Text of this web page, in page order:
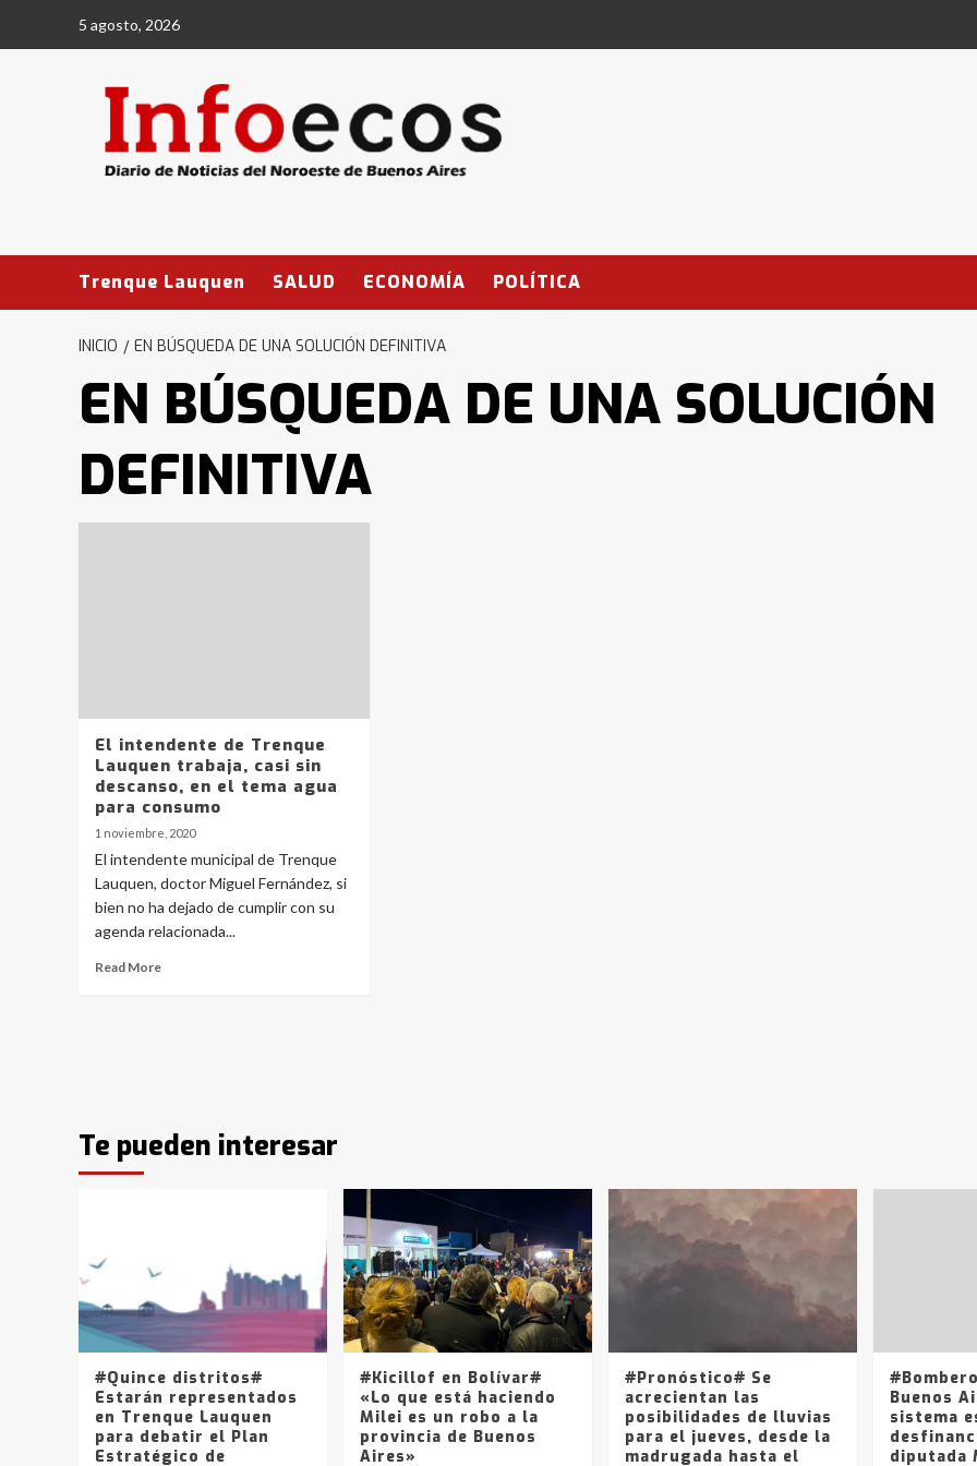
5 agosto, 2026
Trenque Lauquen SALUD ECONOMÍA POLÍTICA
INICIO EN BÚSQUEDA DE UNA SOLUCIÓN DEFINITIVA
EN BÚSQUEDA DE UNA SOLUCIÓN
DEFINITIVA
El intendente de Trenque
Lauquen trabaja, casi sin
descanso, en el tema agua
para consumo
1 noviembre, 2020
El intendente municipal de Trenque
Lauquen, doctor Miguel Fernández, si
bien no ha dejado de cumplir con su
agenda relacionada...
Read More
Te pueden interesar
#Quince distritos#
Estarán representados
en Trenque Lauquen
para debatir el Plan
Estratégico de
#Kicillof en Bolívar#
«Lo que está haciendo
Milei es un robo a la
provincia de Buenos
Aires»
#Pronóstico# Se
acrecientan las
posibilidades de lluvias
para el jueves, desde la
madrugada hasta el
Buenos
sistema
diputada